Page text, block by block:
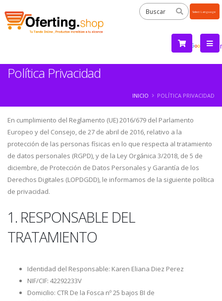
by
Política Privacidad
INICIO POLÍTICA PRIVACIDAD
En cumplimiento del Reglamento (UE) 2016/679 del Parlamento
Europeo y del Consejo, de 27 de abril de 2016, relativo a la
protección de las personas físicas en lo que respecta al tratamiento
de datos personales (RGPD), y de la Ley Orgánica 3/2018, de 5 de
diciembre, de Protección de Datos Personales y Garantía de los
Derechos Digitales (LOPDGDD), le informamos de la siguiente política
de privacidad.
1. RESPONSABLE DEL
TRATAMIENTO
Identidad del Responsable: Karen Eliana Diez Perez
NIF/CIF: 42292233V
Domicilio: CTR De la Fosca nº 25 bajos BI de